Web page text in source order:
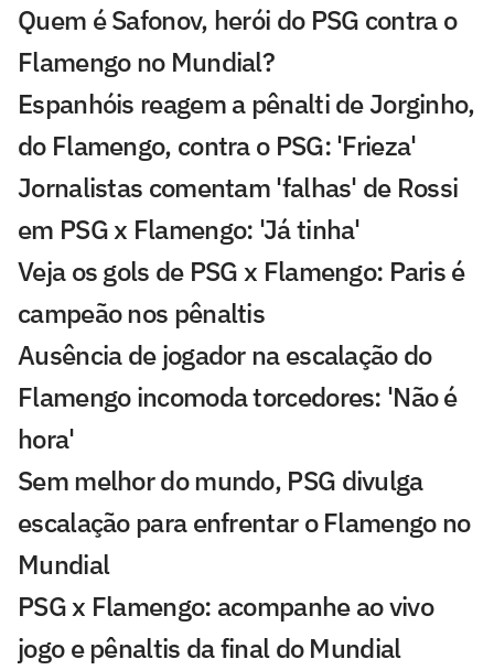
Quem é Safonov, herói do PSG contra o
Flamengo no Mundial?
Espanhóis reagem a pênalti de Jorginho,
do Flamengo, contra o PSG: 'Frieza'
Jornalistas comentam 'falhas' de Rossi
em PSG x Flamengo: 'Já tinha'
Veja os gols de PSG x Flamengo: Paris é
campeão nos pênaltis
Ausência de jogador na escalação do
Flamengo incomoda torcedores: 'Não é
hora'
Sem melhor do mundo, PSG divulga
escalação para enfrentar o Flamengo no
Mundial
PSG x Flamengo: acompanhe ao vivo
jogo e pênaltis da final do Mundial